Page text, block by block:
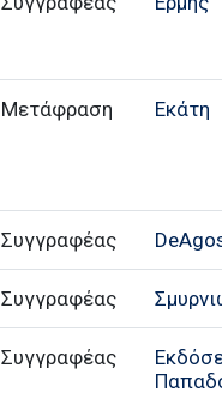
Μετάφραση Εκάτη
Συγγραφέας
Συγγραφέας
Συγγραφέας